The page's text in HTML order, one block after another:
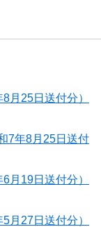
月25日送付分）
7年8月25日送付
月19日送付分）
月27日送付分）